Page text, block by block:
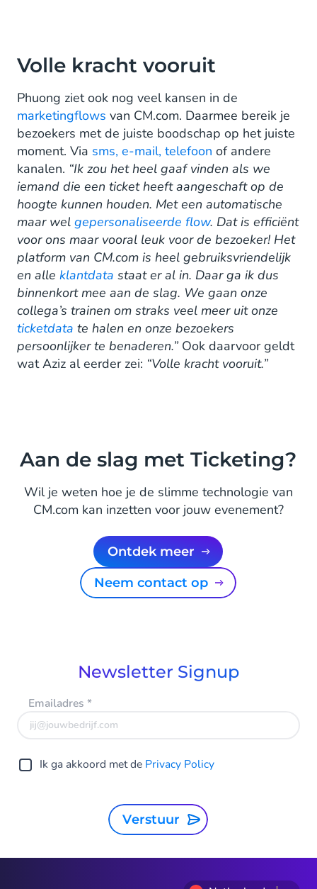
Volle kracht vooruit
Phuong ziet ook nog veel kansen in de
marketingflows van CM.com. Daarmee bereik je
bezoekers met de juiste boodschap op het juiste
moment. Via sms, e-mail, telefoon of andere
kanalen. “Ik zou het heel gaaf vinden als we
iemand die een ticket heeft aangeschaft op de
hoogte kunnen houden. Met een automatische
maar wel gepersonaliseerde flow. Dat is efficiënt
voor ons maar vooral leuk voor de bezoeker! Het
platform van CM.com is heel gebruiksvriendelijk
en alle klantdata staat er al in. Daar ga ik dus
binnenkort mee aan de slag. We gaan onze
collega’s trainen om straks veel meer uit onze
ticketdata te halen en onze bezoekers
persoonlijker te benaderen.” Ook daarvoor geldt
wat Aziz al eerder zei: “Volle kracht vooruit.”
Aan de slag met Ticketing?
Wil je weten hoe je de slimme technologie van
CM.com kan inzetten voor jouw evenement?
Ontdek meer
Neem contact op
Newsletter Signup
Emailadres *
Ik ga akkoord met de Privacy Policy
Verstuur